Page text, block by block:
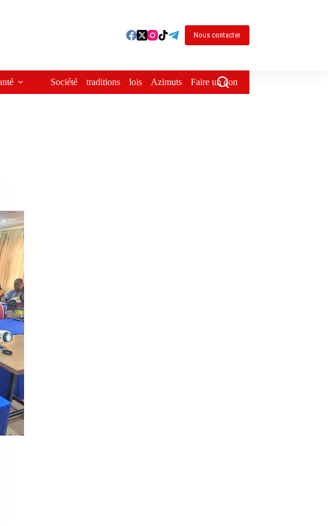
Nous contacter
Société traditions lois Azimuts Faire un don